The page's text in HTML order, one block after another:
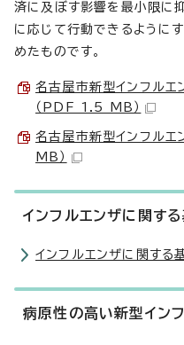
済に及ぼす影響を最小限に
に応じて行動できるように
めたものです。
名古屋市新型インフルエ
（PDF 1.5 MB）
名古屋市新型インフル
MB）
インフルエンザに関す
インフルエンザに関する
病原性の高い新型イン